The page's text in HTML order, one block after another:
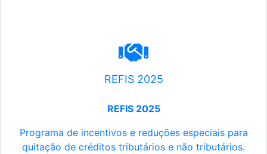
REFIS 2025
REFIS 2025
Programa de incentivos e reduções especiais para
quitação de créditos tributários e não tributários.